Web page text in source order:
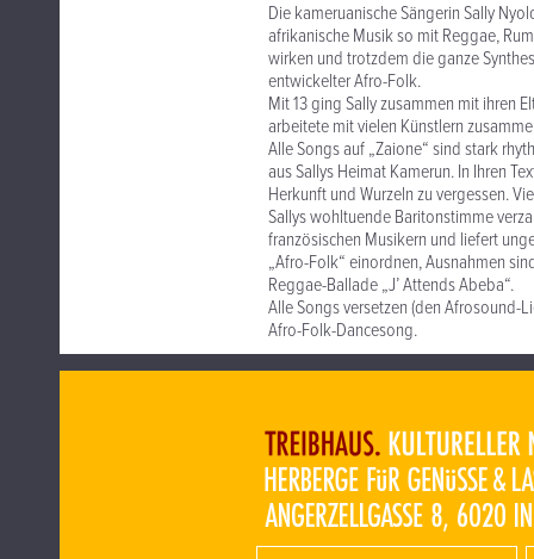
Die kameruanische Sängerin Sally
afrikanische Musik so mit Reggae,
wirken und trotzdem die ganze
entwickelter Afro-Folk.
Mit 13 ging Sally zusammen mit ihren
arbeitete mit vielen Künstlern
Alle Songs auf „Zaione“ sind stark
aus Sallys Heimat Kamerun. In Ihren
Herkunft und Wurzeln zu vergessen.
Sallys wohltuende Baritonstimme
französischen Musikern und liefert
„Afro-Folk“ einordnen, Ausnahmen
Reggae-Ballade „J’ Attends Abeba“.
Alle Songs versetzen (den Afrosound-
Afro-Folk-Dancesong.